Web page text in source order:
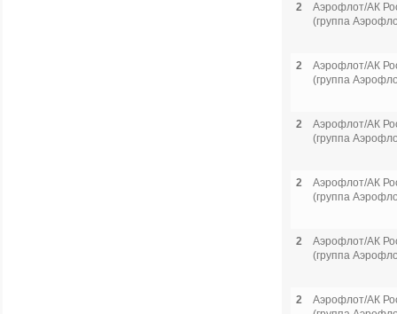
2
Аэрофлот/АК
(группа
2
Аэрофлот/АК
(группа
2
Аэрофлот/АК
(группа
2
Аэрофлот/АК
(группа
2
Аэрофлот/АК
(группа
2
Аэрофлот/АК